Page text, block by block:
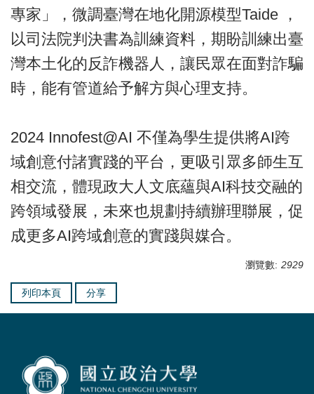
專家」，微調臺灣在地化開源模型Taide ，
以司法院判決書為訓練資料，期盼訓練出臺
灣本土化的反詐機器人，讓民眾在面對詐騙
時，能有管道給予解方與心理支持。
2024 Innofest@AI 不僅為學生提供將AI跨
域創意付諸實踐的平台，更吸引眾多師生互
相交流，體現政大人文底蘊與AI科技交融的
跨領域發展，未來也規劃持續辦理聯展，促
成更多AI跨域創意的實踐與媒合。
瀏覽數: 2929
列印本頁 分享